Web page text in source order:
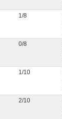
1/8
0/8
1/10
2/10